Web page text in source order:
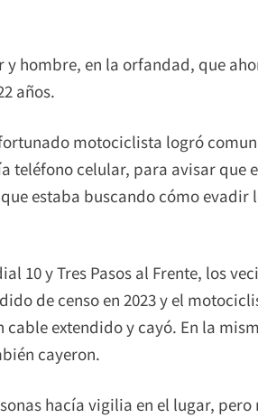
y hombre, en la orfandad, que
años.
motociclista logró
teléfono celular, para avisar que
estaba buscando cómo evadir
10 y Tres Pasos al Frente, los
de censo en 2023 y el
extendido y cayó. En la
cayeron.
hacía vigilia en el lugar, pero